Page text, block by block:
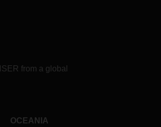
from a global
OCEANIA